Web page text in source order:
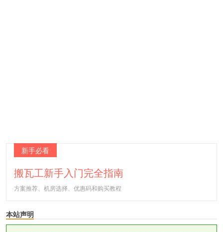
新手必看
搬瓦工新手入门完全指南
方案推荐、机房选择、优惠码和购买教程
本站声明